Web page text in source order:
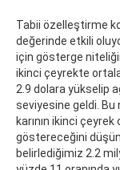
Tabii özelleştirme
değerinde etkili
için gösterge
ikinci çeyrekte
2.9 dolara yükselip
seviyesine geldi.
karının ikinci
göstereceğini
belirlediğimiz 2.2